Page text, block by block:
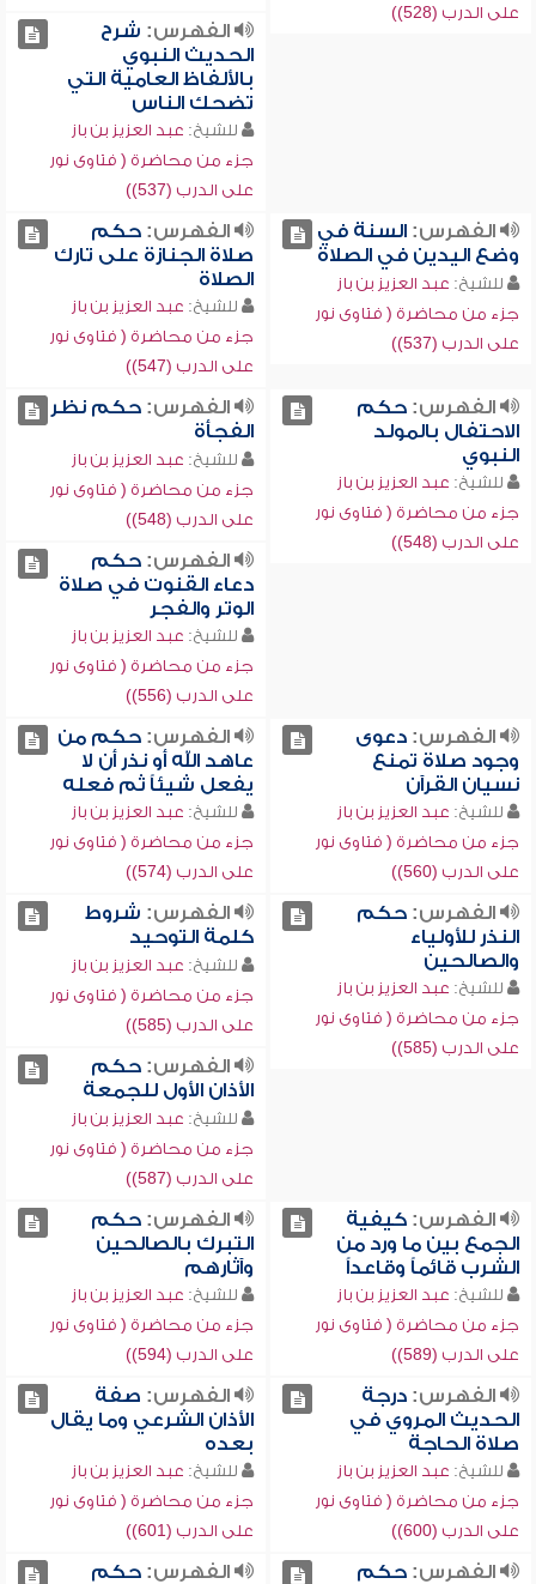
على الدرب (528))
الفهرس: شرح
الحديث النبوي
بالألفاظ العامية التي
تضحك الناس
للشيخ: عبد العزيز بن باز
جزء من محاضرة ( فتاوى نور
على الدرب (537))
الفهرس:السنة في
وضع اليدين في الصلاة
للشيخ: عبد العزيز بن باز
جزء من محاضرة ( فتاوى نور
على الدرب (537))
الفهرس:حكم
صلاة الجنازة على تارك
الصلاة
للشيخ: عبد العزيز بن باز
جزء من محاضرة ( فتاوى نور
على الدرب (547))
الفهرس:حكم
الاحتفال بالمولد
النبوي
للشيخ: عبد العزيز بن باز
جزء من محاضرة ( فتاوى نور
على الدرب (548))
الفهرس:حكم نظر
الفجأة
للشيخ: عبد العزيز بن باز
جزء من محاضرة ( فتاوى نور
على الدرب (548))
الفهرس:حكم
دعاء القنوت في صلاة
الوتر والفجر
للشيخ: عبد العزيز بن باز
جزء من محاضرة ( فتاوى نور
على الدرب (556))
الفهرس:دعوى
وجود صلاة تمنع
نسيان القرآن
للشيخ: عبد العزيز بن باز
جزء من محاضرة ( فتاوى نور
على الدرب (560))
الفهرس:حكم من
عاهد الله أو نذر أن لا
يفعل شيئاً ثم فعله
للشيخ: عبد العزيز بن باز
جزء من محاضرة ( فتاوى نور
على الدرب (574))
الفهرس:حكم
النذر للأولياء
والصالحين
للشيخ: عبد العزيز بن باز
جزء من محاضرة ( فتاوى نور
على الدرب (585))
الفهرس: شروط
كلمة التوحيد
للشيخ: عبد العزيز بن باز
جزء من محاضرة ( فتاوى نور
على الدرب (585))
الفهرس:حكم
الأذان الأول للجمعة
للشيخ: عبد العزيز بن باز
جزء من محاضرة ( فتاوى نور
على الدرب (587))
الفهرس:كيفية
الجمع بين ما ورد من
الشرب قائماً وقاعداً
للشيخ: عبد العزيز بن باز
جزء من محاضرة ( فتاوى نور
على الدرب (589))
الفهرس:حكم
التبرك بالصالحين
وآثارهم
للشيخ: عبد العزيز بن باز
جزء من محاضرة ( فتاوى نور
على الدرب (594))
الفهرس:درجة
الحديث المروي في
صلاة الحاجة
للشيخ: عبد العزيز بن باز
جزء من محاضرة ( فتاوى نور
على الدرب (600))
الفهرس: صفة
الأذان الشرعي وما يقال
بعده
للشيخ: عبد العزيز بن باز
جزء من محاضرة ( فتاوى نور
على الدرب (601))
الفهرس:حكم
الفهرس:حكم